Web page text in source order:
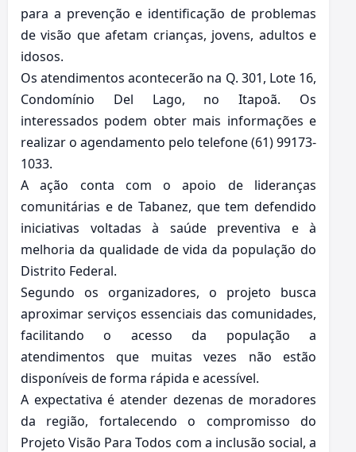
para a prevenção e identificação de problemas
de visão que afetam crianças, jovens, adultos e
idosos.
Os atendimentos acontecerão na Q. 301, Lote 16,
Condomínio Del Lago, no Itapoã. Os
interessados podem obter mais informações e
realizar o agendamento pelo telefone (61) 99173-
1033.
A ação conta com o apoio de lideranças
comunitárias e de Tabanez, que tem defendido
iniciativas voltadas à saúde preventiva e à
melhoria da qualidade de vida da população do
Distrito Federal.
Segundo os organizadores, o projeto busca
aproximar serviços essenciais das comunidades,
facilitando o acesso da população a
atendimentos que muitas vezes não estão
disponíveis de forma rápida e acessível.
A expectativa é atender dezenas de moradores
da região, fortalecendo o compromisso do
Projeto Visão Para Todos com a inclusão social, a